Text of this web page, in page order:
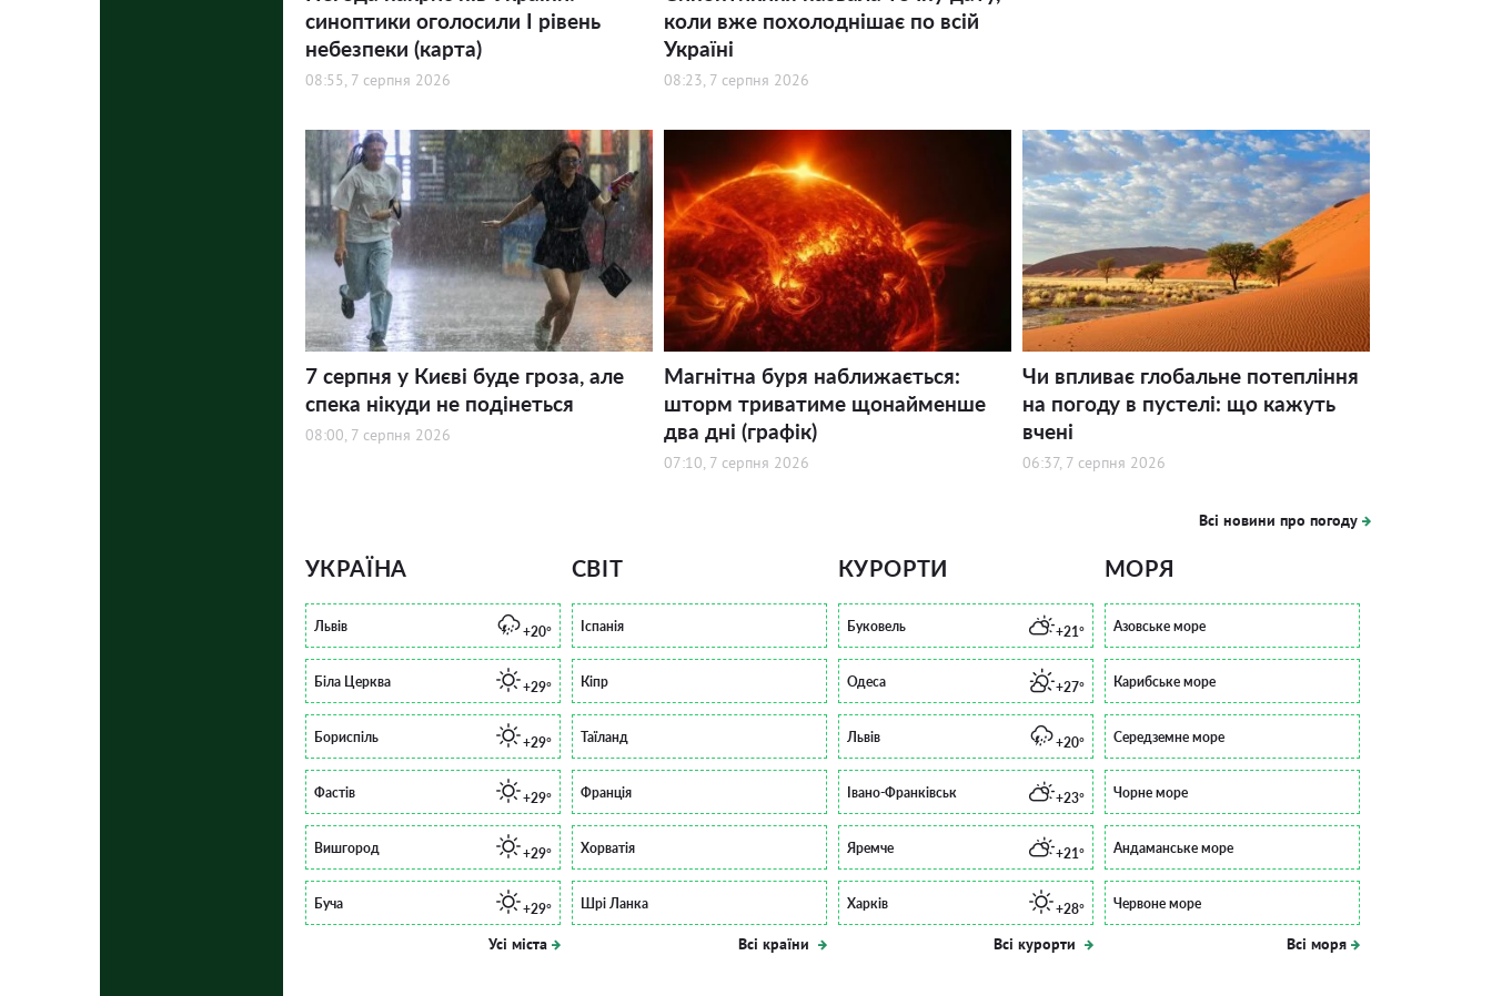
синоптики оголосили І рівень
небезпеки (карта)
08:55, 7 серпня 2026
коли вже похолоднішає по всій
Україні
08:23, 7 серпня 2026
7 серпня у Києві буде гроза, але
спека нікуди не подінеться
08:00, 7 серпня 2026
Магнітна буря наближається:
шторм триватиме щонайменше
два дні (графік)
07:10, 7 серпня 2026
Чи впливає глобальне потепління
на погоду в пустелі: що кажуть
вчені
06:37, 7 серпня 2026
Всі новини про погоду
УКРАЇНА
Львів +20°
Біла Церква +29°
Бориспіль +29°
Фастів +29°
Вишгород +29°
Буча +29°
Усі міста
СВІТ
Іспанія
Кіпр
Таїланд
Франція
Хорватія
Шрі Ланка
Всі країни
КУРОРТИ
Буковель +21°
Одеса +27°
Львів +20°
Івано-Франківськ +23°
Яремче +21°
Харків +28°
Всі курорти
МОРЯ
Азовське море
Карибське море
Середземне море
Чорне море
Андаманське море
Червоне море
Всі моря